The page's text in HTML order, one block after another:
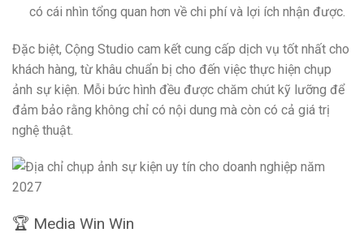
có cái nhìn tổng quan hơn về chi phí và lợi ích nhận được.
Đặc biệt, Cộng Studio cam kết cung cấp dịch vụ tốt nhất cho
khách hàng, từ khâu chuẩn bị cho đến việc thực hiện chụp
ảnh sự kiện. Mỗi bức hình đều được chăm chút kỹ lưỡng để
đảm bảo rằng không chỉ có nội dung mà còn có cả giá trị
nghệ thuật.
🏆 Media Win Win